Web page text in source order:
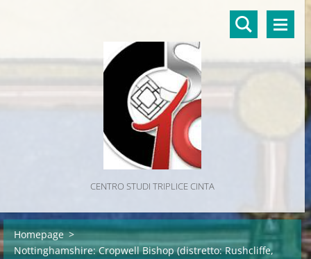
CENTRO STUDI TRIPLICE CINTA
Homepage >
Nottinghamshire: Cropwell Bishop (distretto: Rushcliffe,